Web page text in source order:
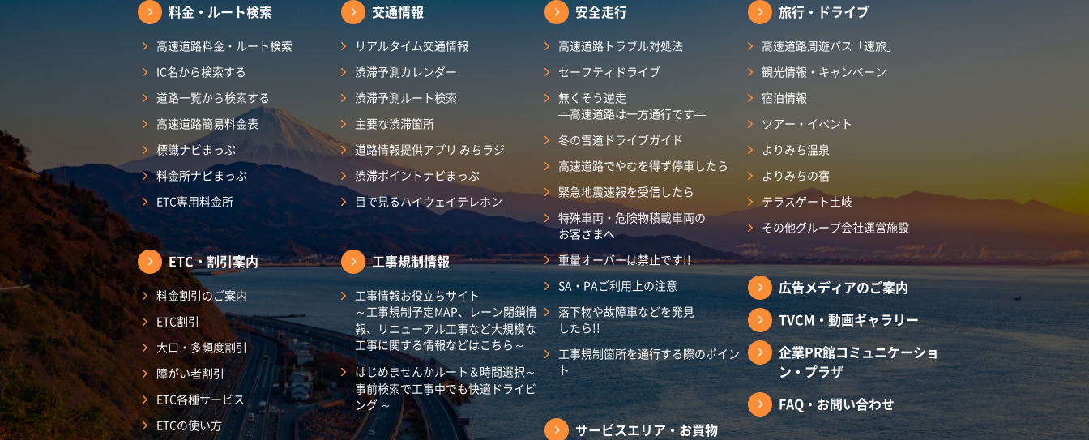
料金・ルート検索
高速道路料金・ルート検索
IC名から検索する
道路一覧から検索する
高速道路簡易料金表
標識ナビまっぷ
料金所ナビまっぷ
ETC専用料金所
ETC・割引案内
料金割引のご案内
ETC割引
大口・多頻度割引
障がい者割引
ETC各種サービス
ETCの使い方
交通情報
リアルタイム交通情報
渋滞予測カレンダー​
渋滞予測ルート検索
主要な渋滞箇所
道路情報提供アプリ みちラジ
渋滞ポイントナビまっぷ
目で見るハイウェイテレホン
工事規制情報
工事情報お役立ちサイト
～工事規制予定MAP、レーン閉鎖情
報、リニューアル工事など大規模な
工事に関する情報などはこちら～
はじめませんかルート＆時間選択～
事前検索で工事中でも快適ドライビ
ング ～
安全走行
高速道路トラブル対処法
セーフティドライブ
無くそう逆走
―高速道路は一方通行です―
冬の雪道ドライブガイド
高速道路でやむを得ず停車したら
緊急地震速報を受信したら
特殊車両・危険物積載車両の
お客さまへ
重量オーバーは禁止です!!
SA・PAご利用上の注意
落下物や故障車などを発見
したら!!
工事規制箇所を通行する際のポイン
ト
サービスエリア・お買物
旅行・ドライブ
高速道路周遊パス「速旅」
観光情報・キャンペーン
宿泊情報
ツアー・イベント
よりみち温泉
よりみちの宿
テラスゲート土岐
その他グループ会社運営施設
広告メディアのご案内
TVCM・動画ギャラリー
企業PR館コミュニケーショ
ン・プラザ
FAQ・お問い合わせ